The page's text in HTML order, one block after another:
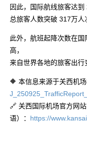
因此，国际航线旅客达到
总旅客人数突破 317万人
此外，航班起降次数在
高，
来自世界各地的旅客出行
🔶 本信息来源于关西机
🔗 关西国际机场官方网
语）： https://